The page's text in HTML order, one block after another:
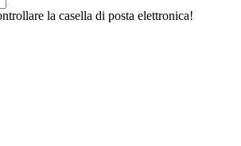
la casella di posta elettronica!